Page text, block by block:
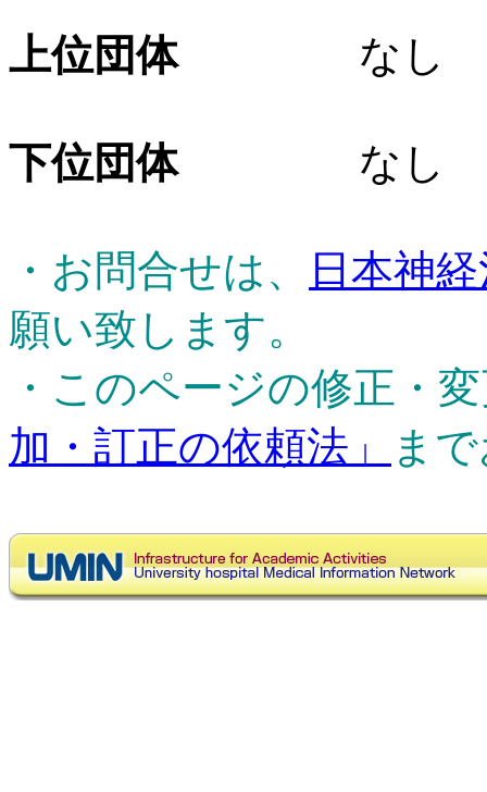
上位団体なし
下位団体なし
・お問合せは、
日本神
願い致します。
・このページの修正・
加・訂正の依頼法」
ま